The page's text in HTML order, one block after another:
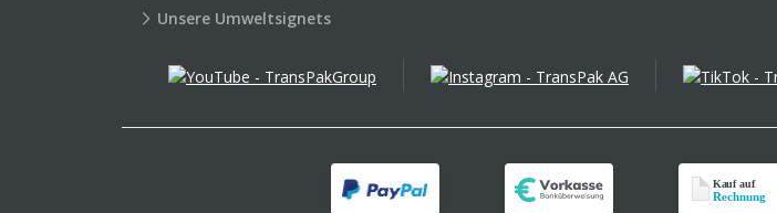
Unsere Umweltsignets